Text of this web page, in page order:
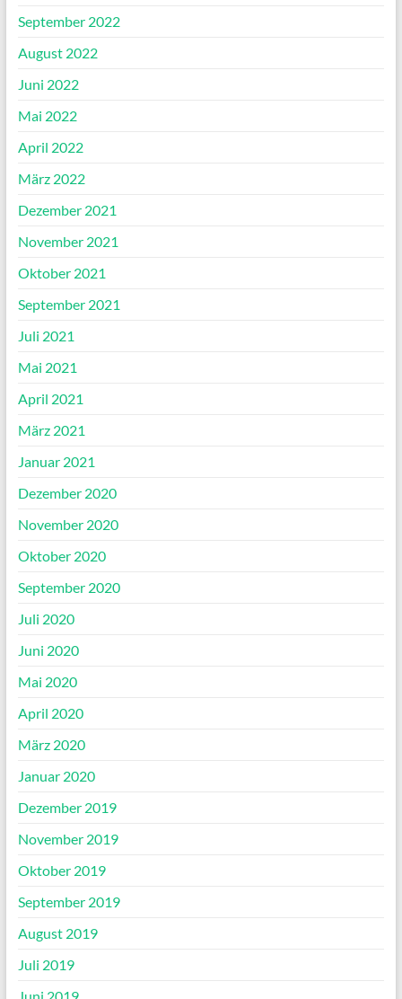
September 2022
August 2022
Juni 2022
Mai 2022
April 2022
März 2022
Dezember 2021
November 2021
Oktober 2021
September 2021
Juli 2021
Mai 2021
April 2021
März 2021
Januar 2021
Dezember 2020
November 2020
Oktober 2020
September 2020
Juli 2020
Juni 2020
Mai 2020
April 2020
März 2020
Januar 2020
Dezember 2019
November 2019
Oktober 2019
September 2019
August 2019
Juli 2019